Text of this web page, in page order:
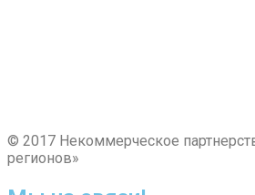
© 2017 Некоммерческое
регионов»